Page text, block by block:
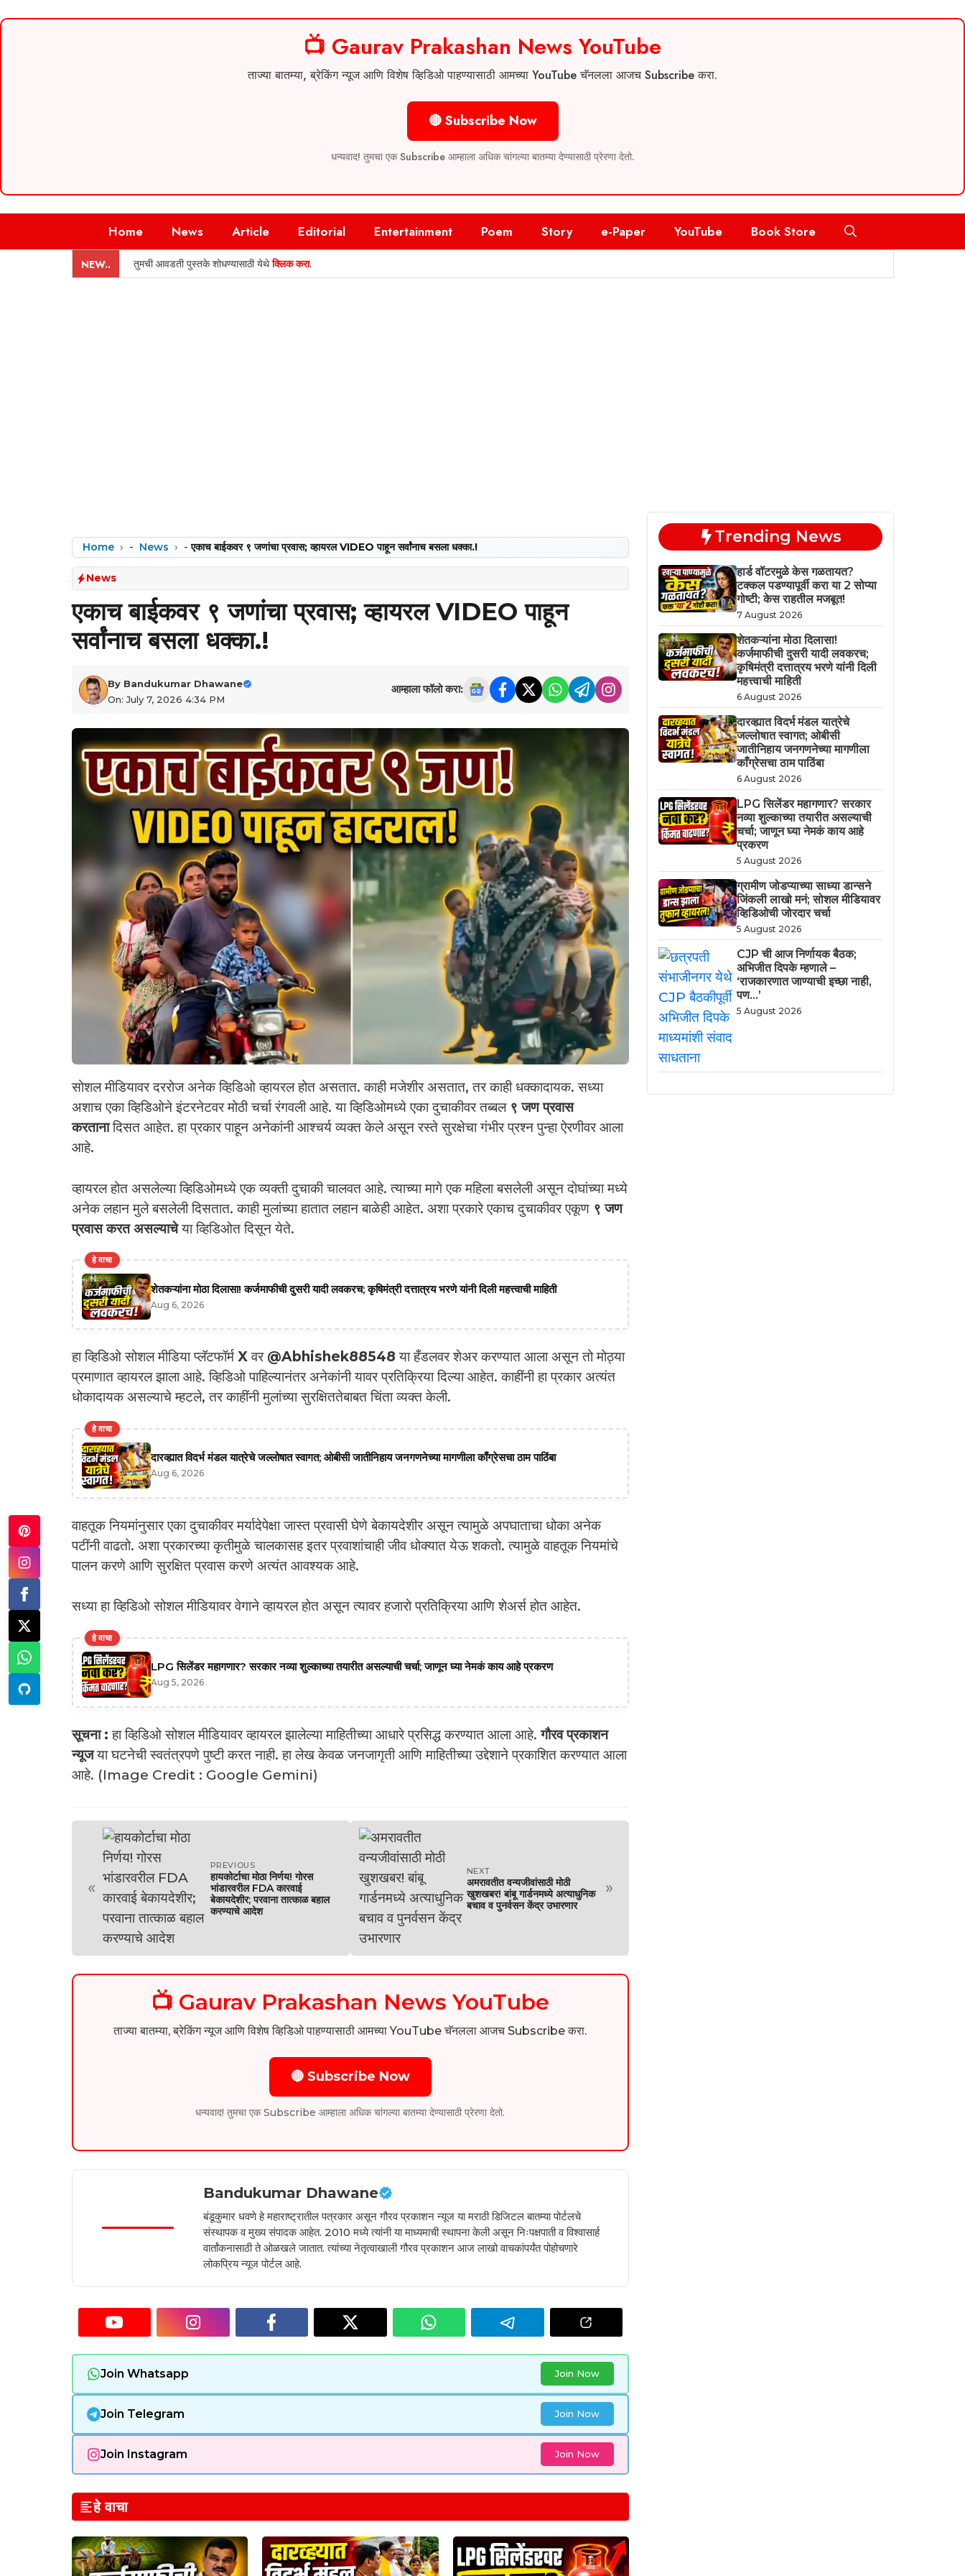
📺 Gaurav Prakashan News YouTube
ताज्या बातम्या, ब्रेकिंग न्यूज आणि विशेष व्हिडिओ पाहण्यासाठी आमच्या YouTube चॅनलला आजच Subscribe करा.
🔴 Subscribe Now
धन्यवाद! तुमचा एक Subscribe आम्हाला अधिक चांगल्या बातम्या देण्यासाठी प्रेरणा देतो.
Home News Article Editorial Entertainment Poem Story e-Paper YouTube Book Store
NEW.. तुमची आवडती पुस्तके शोधण्यासाठी येथेक्लिक करा.
Home - News -एकाच बाईकवर ९ जणांचा प्रवास; व्हायरल VIDEO पाहून सर्वांनाच बसला धक्का.!
News
एकाच बाईकवर ९ जणांचा प्रवास; व्हायरल VIDEO पाहून
सर्वांनाच बसला धक्का.!
By Bandukumar Dhawane
On: July 7, 2026 4:34 PM
आम्हाला फॉलो करा:
सोशल मीडियावर दररोज अनेक व्हिडिओ व्हायरल होत असतात. काही मजेशीर असतात, तर काही धक्कादायक. सध्या
अशाच एका व्हिडिओने इंटरनेटवर मोठी चर्चा रंगवली आहे. या व्हिडिओमध्ये एका दुचाकीवर तब्बल ९ जण प्रवास
करतानादिसत आहेत. हा प्रकार पाहून अनेकांनी आश्चर्य व्यक्त केले असून रस्ते सुरक्षेचा गंभीर प्रश्न पुन्हा ऐरणीवर आला
आहे.
व्हायरल होत असलेल्या व्हिडिओमध्ये एक व्यक्ती दुचाकी चालवत आहे. त्याच्या मागे एक महिला बसलेली असून दोघांच्या मध्ये
अनेक लहान मुले बसलेली दिसतात. काही मुलांच्या हातात लहान बाळेही आहेत. अशा प्रकारे एकाच दुचाकीवर एकूण ९ जण
प्रवास करत असल्याचेया व्हिडिओत दिसून येते.
हे वाचा
शेतकऱ्यांना मोठा दिलासा! कर्जमाफीची दुसरी यादी लवकरच; कृषिमंत्री दत्तात्रय भरणे यांनी दिली महत्त्वाची माहिती
Aug 6, 2026
हा व्हिडिओ सोशल मीडिया प्लॅटफॉर्म Xवर @Abhishek88548 या हँडलवर शेअर करण्यात आला असून तो मोठ्या
प्रमाणात व्हायरल झाला आहे. व्हिडिओ पाहिल्यानंतर अनेकांनी यावर प्रतिक्रिया दिल्या आहेत. काहींनी हा प्रकार अत्यंत
धोकादायक असल्याचे म्हटले, तर काहींनी मुलांच्या सुरक्षिततेबाबत चिंता व्यक्त केली.
हे वाचा
दारव्ह्यात विदर्भ मंडल यात्रेचे जल्लोषात स्वागत; ओबीसी जातीनिहाय जनगणनेच्या मागणीला काँग्रेसचा ठाम पाठिंबा
Aug 6, 2026
वाहतूक नियमांनुसार एका दुचाकीवर मर्यादेपेक्षा जास्त प्रवासी घेणे बेकायदेशीर असून त्यामुळे अपघाताचा धोका अनेक
पटींनी वाढतो. अशा प्रकारच्या कृतीमुळे चालकासह इतर प्रवाशांचाही जीव धोक्यात येऊ शकतो. त्यामुळे वाहतूक नियमांचे
पालन करणे आणि सुरक्षित प्रवास करणे अत्यंत आवश्यक आहे.
सध्या हा व्हिडिओ सोशल मीडियावर वेगाने व्हायरल होत असून त्यावर हजारो प्रतिक्रिया आणि शेअर्स होत आहेत.
हे वाचा
LPG सिलेंडर महागणार? सरकार नव्या शुल्काच्या तयारीत असल्याची चर्चा; जाणून घ्या नेमकं काय आहे प्रकरण
Aug 5, 2026
सूचना : हा व्हिडिओ सोशल मीडियावर व्हायरल झालेल्या माहितीच्या आधारे प्रसिद्ध करण्यात आला आहे.गौरव प्रकाशन
न्यूजया घटनेची स्वतंत्रपणे पुष्टी करत नाही. हा लेख केवळ जनजागृती आणि माहितीच्या उद्देशाने प्रकाशित करण्यात आला
आहे. (Image Credit : Google Gemini)
«
PREVIOUS
हायकोर्टाचा मोठा निर्णय! गोरस
भांडारवरील FDA कारवाई
बेकायदेशीर; परवाना तात्काळ बहाल
करण्याचे आदेश
NEXT
अमरावतीत वन्यजीवांसाठी मोठी
खुशखबर! बांबू गार्डनमध्ये अत्याधुनिक
बचाव व पुनर्वसन केंद्र उभारणार
»
📺 Gaurav Prakashan News YouTube
ताज्या बातम्या, ब्रेकिंग न्यूज आणि विशेष व्हिडिओ पाहण्यासाठी आमच्या YouTube चॅनलला आजच Subscribe करा.
🔴 Subscribe Now
धन्यवाद! तुमचा एक Subscribe आम्हाला अधिक चांगल्या बातम्या देण्यासाठी प्रेरणा देतो.
Bandukumar Dhawane
बंडूकुमार धवणे हे महाराष्ट्रातील पत्रकार असून गौरव प्रकाशन न्यूज या मराठी डिजिटल बातम्या पोर्टलचे
संस्थापक व मुख्य संपादक आहेत. 2010 मध्ये त्यांनी या माध्यमाची स्थापना केली असून निःपक्षपाती व विश्वासार्ह
वार्तांकनासाठी ते ओळखले जातात. त्यांच्या नेतृत्वाखाली गौरव प्रकाशन आज लाखो वाचकांपर्यंत पोहोचणारे
लोकप्रिय न्यूज पोर्टल आहे.
Join Whatsapp Join Now
Join Telegram Join Now
Join Instagram Join Now
हे वाचा
Trending News
हार्ड वॉटरमुळे केस गळतायत?
टक्कल पडण्यापूर्वी करा या 2 सोप्या
गोष्टी; केस राहतील मजबूत!
7 August 2026
शेतकऱ्यांना मोठा दिलासा!
कर्जमाफीची दुसरी यादी लवकरच;
कृषिमंत्री दत्तात्रय भरणे यांनी दिली
महत्त्वाची माहिती
6 August 2026
दारव्ह्यात विदर्भ मंडल यात्रेचे
जल्लोषात स्वागत; ओबीसी
जातीनिहाय जनगणनेच्या मागणीला
काँग्रेसचा ठाम पाठिंबा
6 August 2026
LPG सिलेंडर महागणार? सरकार
नव्या शुल्काच्या तयारीत असल्याची
चर्चा; जाणून घ्या नेमकं काय आहे
प्रकरण
5 August 2026
ग्रामीण जोडप्याच्या साध्या डान्सने
जिंकली लाखो मनं; सोशल मीडियावर
व्हिडिओची जोरदार चर्चा
5 August 2026
CJP ची आज निर्णायक बैठक;
अभिजीत दिपके म्हणाले –
‘राजकारणात जाण्याची इच्छा नाही,
पण…’
5 August 2026